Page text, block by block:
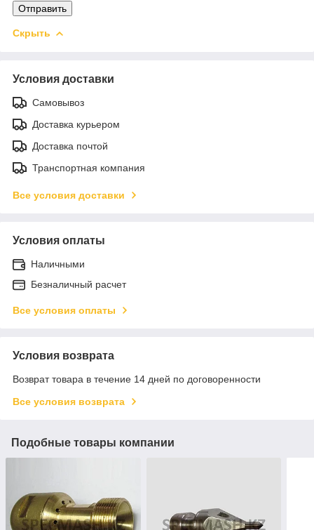
Отправить
Скрыть
Условия доставки
Самовывоз
Доставка курьером
Доставка почтой
Транспортная компания
Все условия доставки
Условия оплаты
Наличными
Безналичный расчет
Все условия оплаты
Условия возврата
Возврат товара в течение 14 дней по договоренности
Все условия возврата
Подобные товары компании